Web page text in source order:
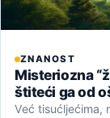
ZNANOST
Misteriozna
štiteći ga od
Već tisućljećima,